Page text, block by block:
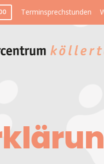
Terminsprechstunden